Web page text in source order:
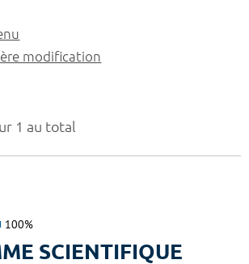
1 au total
100%
SCIENTIFIQUE
modification